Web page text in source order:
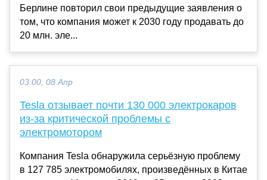
Берлине повторил свои предыдущие заявления о
том, что компания может к 2030 году продавать до
20 млн. эле...
03:00, 08 Апр
Tesla отзывает почти 130 000 электрокаров
из-за критической проблемы с
электромотором
Компания Tesla обнаружила серьёзную проблему
в 127 785 электромобилях, произведённых в Китае